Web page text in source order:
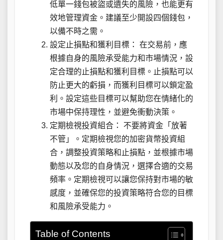
低單一錢包被盜或遺失的風險，也能更有
效地管理資金。建議至少開設四個錢包，
以備不時之需。
設定止損點和獲利目標： 在交易前，應
根據自身的風險承受能力和市場情況，設
定合理的止損點和獲利目標。止損點可以
防止更大的虧損，而獲利目標可以鎖定盈
利。設定這些目標可以幫助您在情緒化的
市場中保持理性，並避免衝動決策。
定期檢視投資組合： 不要將資金「放著
不管」。定期檢視您的加密貨幣投資組
合，調整投資策略和止損點，並根據市場
動態以及您的自身情況，選擇合適的交易
頻率。定期檢視可以讓您保持對市場的敏
感度，並確保您的投資策略符合您的目標
和風險承受能力。
Table of Contents